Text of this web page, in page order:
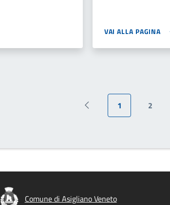
VAI ALLA PAGINA
Pagina precedente
Pagina attuale
1
Pagina
2
Comune di Asigliano Veneto